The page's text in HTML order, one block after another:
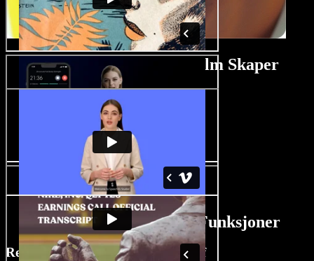
Veiledning for Skrekkfilm Skaper
AI Skrekkfilm Skaper Funksjoner
Rediger Skrekkfilmer som en Proff